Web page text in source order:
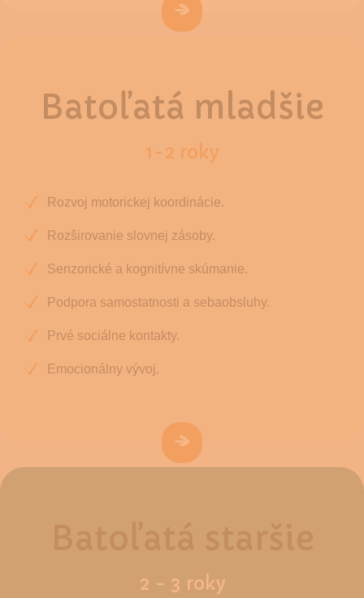
Batoľatá mladšie
1-2 roky
Rozvoj motorickej koordinácie.
Rozširovanie slovnej zásoby.
Senzorické a kognitívne skúmanie.
Podpora samostatnosti a sebaobsluhy.
Prvé sociálne kontakty.
Emocionálny vývoj.
2 - 3 roky